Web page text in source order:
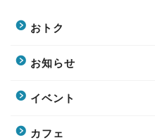
おトク
お知らせ
イベント
カフェ